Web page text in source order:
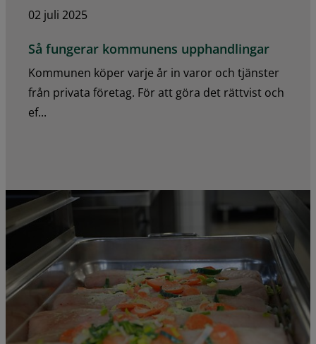
02 juli 2025
Så fungerar kommunens upphandlingar
Kommunen köper varje år in varor och tjänster
från privata företag. För att göra det rättvist och
ef...